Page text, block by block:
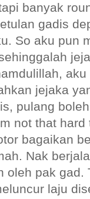
banyak
gadis
So aku pun
jejaka
pulang
not that
bagaikan
Nak
oleh pak gad.
laju